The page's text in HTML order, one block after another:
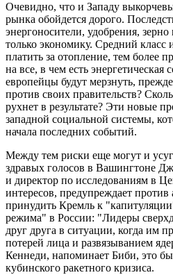
Очевидно, что и Западу
рынка обойдется дорого.
энергоносители, удобрения,
только экономику. Средний класс
платить за отопление, тем более
на все, в чем есть энергетическая
европейцы будут мерзнуть,
против своих правительств?
рухнет в результате? Эти новые
западной социальной системы,
начала последних событий.
Между тем риски еще могут и
здравых голосов в Вашингтоне
и директор по исследованиям в
интересов, предупреждает против
принудить Кремль к
режима" в России: "Лидеры
друг друга в ситуации, когда им
потерей лица и развязыванием
Кеннеди, напоминает Биби, это
кубинского ракетного кризиса.